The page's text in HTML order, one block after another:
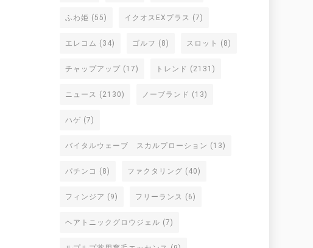
ふわ姫 (55) イクオスEXプラス (7)
エレコム (34) ゴルフ (8) スロット (8)
チャップアップ (17) トレンド (2131)
ニュース (2130) ノーブランド (13)
ハゲ (7)
バイタルウェーブ スカルプローション (13)
パチンコ (8) ファクタリング (40)
フィンジア (9) フリーランス (6)
ヘアトニックグロウジェル (7)